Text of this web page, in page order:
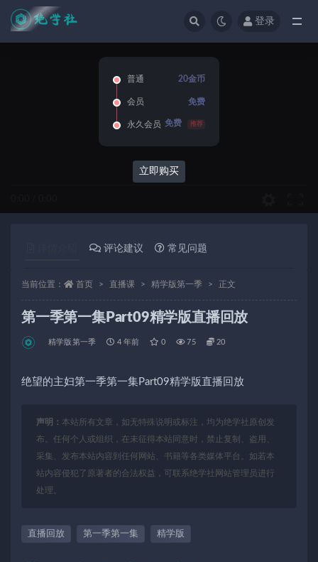
登录
普通 20金币
会员 免费
永久会员 免费 推荐
立即购买
评论建议 常见问题
当前位置： 首页 直播课 精学版第一季 正文
第一季第一集Part09精学版直播回放
精学版第一季 4 年前 0 75 20
绝望的主妇第一季第一集Part09精学版直播回放
声明： 本站所有文章，如无特殊说明或标注，均为绝学社原创发
布。任何个人或组织，在未征得本站同意时，禁止复制、盗用、
采集、发布本站内容到任何网站、书籍等各类媒体平台。如若本
站内容侵犯了原著者的合法权益，可联系绝学社网站管理员进行
处理。
直播回放 第一季第一集 精学版